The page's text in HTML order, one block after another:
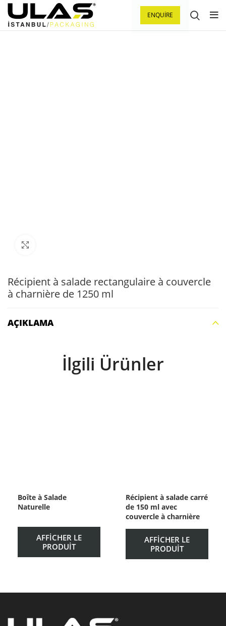
ENQUIRE
Récipient à salade rectangulaire à couvercle
à charnière de 1250 ml
AÇIKLAMA
İlgili Ürünler
Boîte à Salade
Naturelle
AFFICHER LE
PRODUIT
Récipient à salade carré
de 150 ml avec
couvercle à charnière
AFFICHER LE
PRODUIT